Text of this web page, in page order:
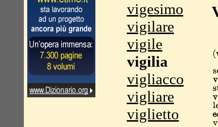
vigesimo
vigilare
vigile
vigilia
vigliacco
vigliare
viglietto